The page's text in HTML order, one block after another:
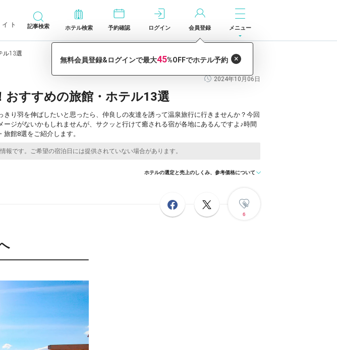
ト
記事検索 ホテル検索 予約確認 ログイン 会員登録 メニュー
ル13選
2024年10月06日
おすすめの旅館・ホテル13選
り羽を伸ばしたいと思ったら、仲良しの友達を誘って温泉旅行に行きませんか？今回
ジがないかもしれませんが、サクッと行けて癒される宿が各地にあるんですよ♪時間
館8選をご紹介します。
ホテルの選定と売上のしくみ、参考価格について
6